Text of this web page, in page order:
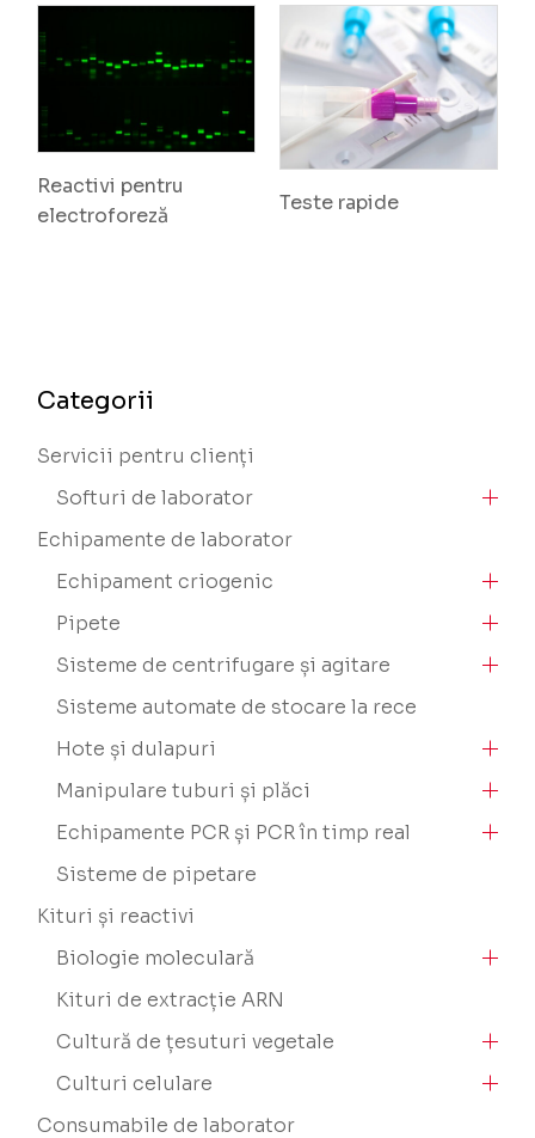
Reactivi pentru
electroforeză
Teste rapide
Categorii
Servicii pentru clienți
Softuri de laborator
Echipamente de laborator
Echipament criogenic
Pipete
Sisteme de centrifugare și agitare
Sisteme automate de stocare la rece
Hote și dulapuri
Manipulare tuburi și plăci
Echipamente PCR și PCR în timp real
Sisteme de pipetare
Kituri și reactivi
Biologie moleculară
Kituri de extracție ARN
Cultură de țesuturi vegetale
Culturi celulare
Consumabile de laborator